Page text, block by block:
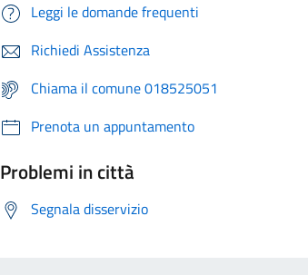
Leggi le domande frequenti
Richiedi Assistenza
Chiama il comune 018525051
Prenota un appuntamento
Problemi in città
Segnala disservizio